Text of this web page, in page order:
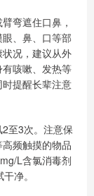
弯遮住口鼻，
、鼻、口等部
况，建议从外
咳嗽、发热等
提醒长辈注意
至3次。注意保
频触摸的物品
L含氯消毒剂
净。